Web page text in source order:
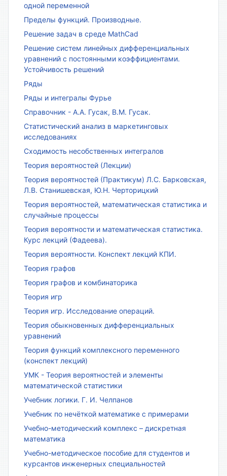
одной переменной
Пределы функций. Производные.
Решение задач в среде MathCad
Решение систем линейных дифференциальных
уравнений с постоянными коэффициентами.
Устойчивость решений
Ряды
Ряды и интегралы Фурье
Справочник - А.А. Гусак, В.М. Гусак.
Статистический анализ в маркетинговых
исследованиях
Сходимость несобственных интегралов
Теория вероятностей (Лекции)
Теория вероятностей (Практикум) Л.С. Барковская,
Л.В. Станишевская, Ю.Н. Черторицкий
Теория вероятностей, математическая статистика и
случайные процессы
Теория вероятности и математическая статистика.
Курс лекций (Фадеева).
Теория вероятности. Конспект лекций КПИ.
Теория графов
Теория графов и комбинаторика
Теория игр
Теория игр. Исследование операций.
Теория обыкновенных дифференциальных
уравнений
Теория функций комплексного переменного
(конспект лекций)
УМК - Теория вероятностей и элементы
математической статистики
Учебник логики. Г. И. Челпанов
Учебник по нечёткой математике с примерами
Учебно-методический комплекс – дискретная
математика
Учебно-методическое пособие для студентов и
курсантов инженерных специальностей